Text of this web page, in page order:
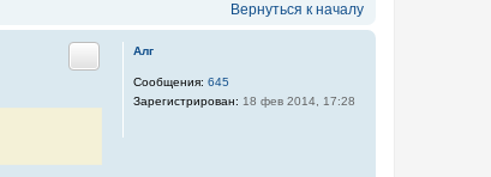
Вернуться к началу
Алг
Сообщения: 645
Зарегистрирован: 18 фев 2014, 17:28
Цитата